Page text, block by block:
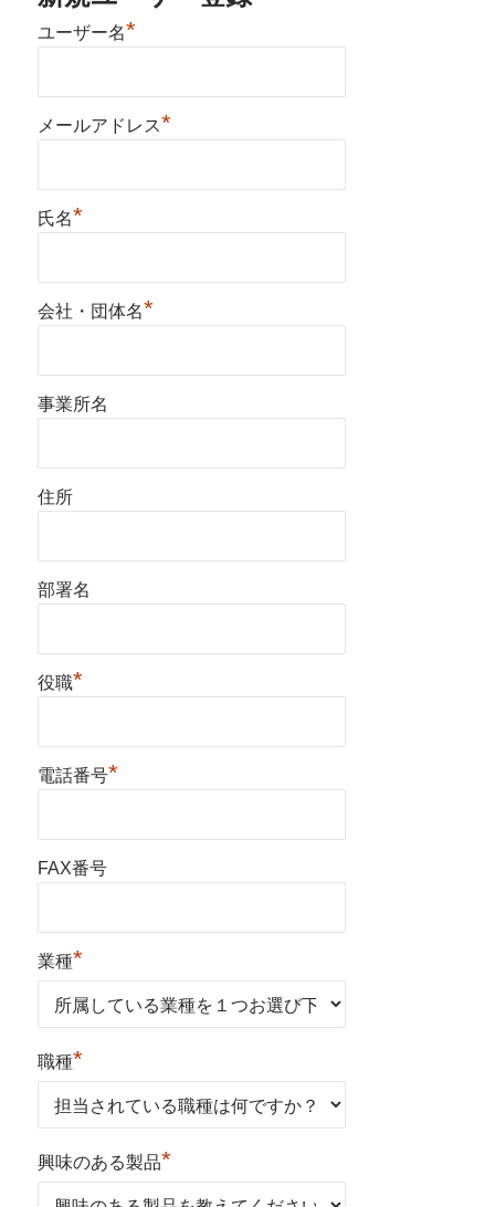
ユーザー名*
メールアドレス*
氏名*
会社・団体名*
事業所名
住所
部署名
役職*
電話番号*
FAX番号
業種*
職種*
興味のある製品*